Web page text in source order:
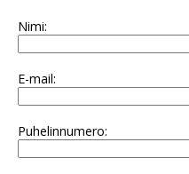
Nimi:
E-mail:
Puhelinnumero: